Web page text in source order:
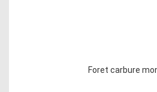
Foret carbure